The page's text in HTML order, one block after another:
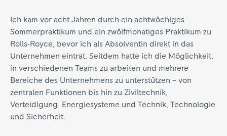
Ich kam vor acht Jahren durch ein achtwöchiges
Sommerpraktikum und ein zwölfmonatiges Praktikum zu
Rolls‑Royce, bevor ich als Absolventin direkt in das
Unternehmen eintrat. Seitdem hatte ich die Möglichkeit,
in verschiedenen Teams zu arbeiten und mehrere
Bereiche des Unternehmens zu unterstützen – von
zentralen Funktionen bis hin zu Ziviltechnik,
Verteidigung, Energiesysteme und Technik, Technologie
und Sicherheit.